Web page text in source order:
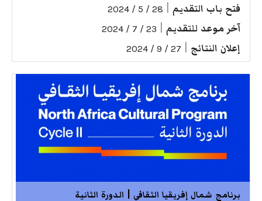
فتح باب التقديم 28 / 5 / 2024
آخر موعد للتقديم 23 / 7 / 2024
إعلان النتائج 27 / 9 / 2024
برنامج شمال إفريقيا الثقافي | الدورة الثانية